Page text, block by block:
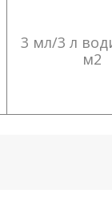
3 мл/3 л
м2